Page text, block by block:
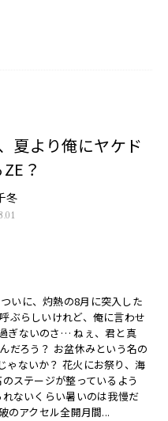
夏より俺にヤケド
？
冬
いに、灼熱の8月に突入した
ぶらしいけれど、俺に言わせ
ぎないのさ… ねぇ、君と真
だろう？ お盆休みという名の
ゃないか？ 花火にお祭り、海
ステージが整っているよう
ないくらい暑いのは我慢だ
のアクセル全開月間...